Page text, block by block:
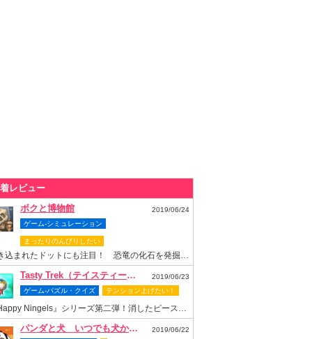
レビュー
ボクと博物館
2019/06/24
ゲーム-シミュレーション
まったりのんびりしたい
書き込まれたドットにも注目！ 恐竜の化石を発掘して博物館を再建しよう
Tasty Trek（テイスティー・トレック）
2019/06/23
ゲーム-パズル・クイズ
テンション上げたい！
『Happy Ningels』シリーズ第二弾！消したピースでスロットも回せちゃう爽快感抜群のなぞりパズルゲーム！
パンダと犬 いつでも犬かわいーぬ
2019/06/22